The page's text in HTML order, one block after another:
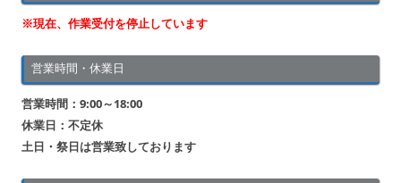
※現在、作業受付を停止しています
営業時間・休業日
営業時間：9:00～18:00
休業日：不定休
土日・祭日は営業致しております